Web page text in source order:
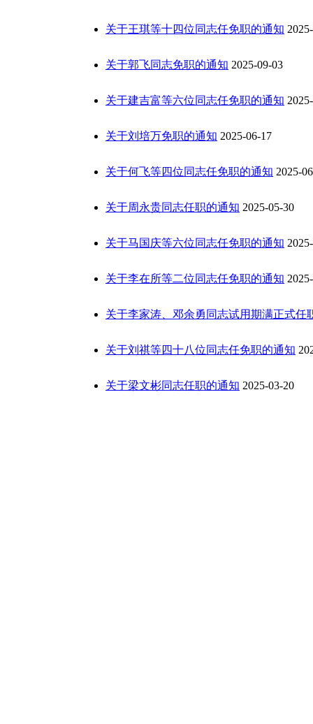
关于王琪等十四位同志任免职的通知
关于郭飞同志免职的通知 2025-09-03
关于建吉富等六位同志任免职的通知
关于刘培万免职的通知 2025-06-17
关于何飞等四位同志任免职的通知 2025-
关于周永贵同志任职的通知 2025-05-30
关于马国庆等六位同志任免职的通知
关于李在所等二位同志任免职的通知
关于李家涛、邓余勇同志试用期满正式任
关于刘祺等四十八位同志任免职的通知
关于梁文彬同志任职的通知 2025-03-20